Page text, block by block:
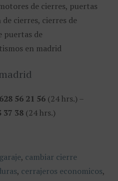
de cierres, puertas
cierres, cierres de
puertas de
en madrid
628 56 21 56 (24 hrs.) –
37 38 (24 hrs.)
, cambiar cierre
, cerrajeros economicos,